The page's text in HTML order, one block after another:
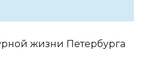
жизни Петербурга